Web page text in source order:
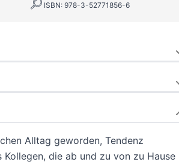
ISBN: 978-3-52771856-6
Alltag geworden, Tendenz
die ab und zu von zu Hause